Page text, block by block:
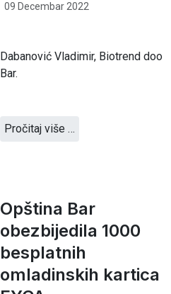
09 Decembar 2022
Dabanović Vladimir, Biotrend doo
Bar.
Pročitaj više …
Opština Bar
obezbijedila 1000
besplatnih
omladinskih kartica